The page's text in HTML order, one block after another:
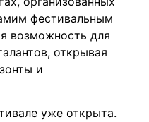
фестивальным
возможность для
открывая
и
уже открыта.